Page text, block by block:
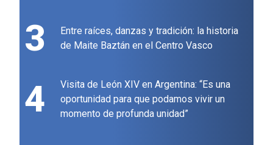
3
Entre raíces, danzas y tradición: la historia
de Maite Baztán en el Centro Vasco
4
Visita de León XIV en Argentina: “Es una
oportunidad para que podamos vivir un
momento de profunda unidad”